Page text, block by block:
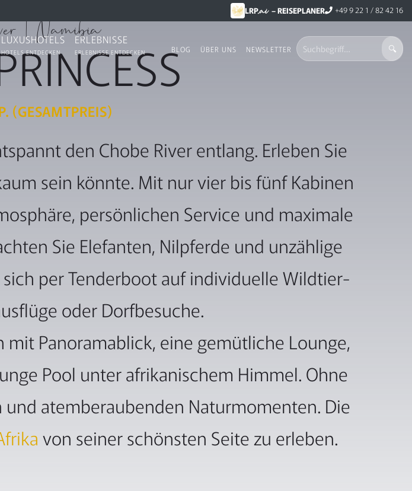
LRP.ai – REISEPLANER +49 9 22 1 / 82 42 16
LUXUSHOTELS
HOTELS ENTDECKEN
ERLEBNISSE
ERLEBNISSE ENTDECKEN BLOG ÜBER UNS NEWSLETTER
| Namibia
(GESAMTPREIS)
den Chobe River entlang. Erleben Sie
sein könnte. Mit nur vier bis fünf Kabinen
persönlichen Service und maximale
Sie Elefanten, Nilpferde und unzählige
per Tenderboot auf individuelle Wildtier-
oder Dorfbesuche.
Panoramablick, eine gemütliche Lounge,
Pool unter afrikanischem Himmel. Ohne
atemberaubenden Naturmomenten. Die
von seiner schönsten Seite zu erleben.